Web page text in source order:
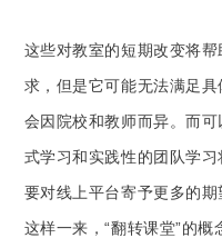
这些对教室的短期改变将
求，但是它可能无法满足
会因院校和教师而异。而
式学习和实践性的团队学
要对线上平台寄予更多的期
这样一来，“翻转课堂”的概